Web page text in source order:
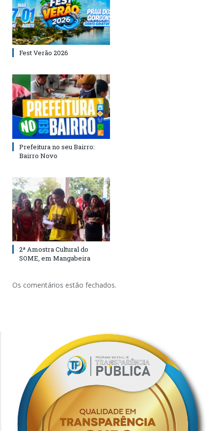
Fest Verão 2026
Prefeitura no seu Bairro:
Bairro Novo
2ª Amostra Cultural do
SOME, em Mangabeira
Os comentários estão fechados.